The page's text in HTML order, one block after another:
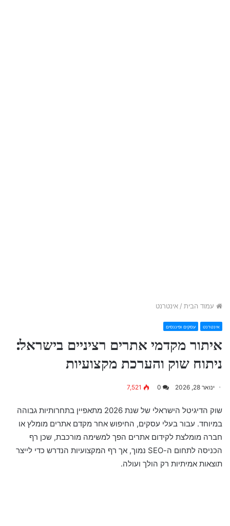
עמוד הבית / אינטרנט
אינטרנט עסקים ופיננסים
איתור מקדמי אתרים רציניים בישראל:
ניתוח שוק והערכת מקצועיות
ינואר 28, 2026 0
7,521
שוק הדיגיטל הישראלי של שנת 2026 מתאפיין בתחרותיות גבוהה
במיוחד. עבור בעלי עסקים, החיפוש אחר מקדם אתרים מומלץ או
חברה מומלצת לקידום אתרים הפך למשימה מורכבת, שכן רף
הכניסה לתחום ה-SEO נמוך, אך רף המקצועיות הנדרש כדי לייצר
תוצאות אמיתיות רק הולך ועולה.